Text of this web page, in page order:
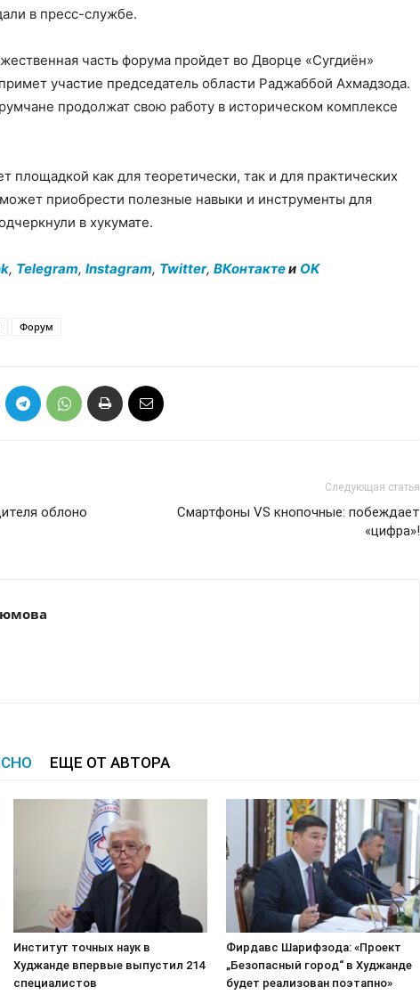
в пресс-службе.
часть форума пройдет во Дворце «Сугдиён»
участие председатель области Раджаббой Ахмадзода.
продолжат свою работу в историческом комплексе
площадкой как для теоретически, так и для практических
приобрести полезные навыки и инструменты для
в хукумате.
, Telegram, Instagram, Twitter, ВКонтактеи OK
Форум
облоно
Следующая статья
Смартфоны VS кнопочные: побеждает
«цифра»!
ЕЩЕ ОТ АВТОРА
Институт точных наук в
Худжанде впервые выпустил 214
специалистов
Фирдавс Шарифзода: «Проект
„Безопасный город“ в Худжанде
будет реализован поэтапно»